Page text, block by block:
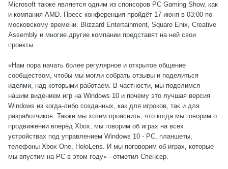
Microsoft также является одним из спонсоров PC Gaming Show, как
и компания AMD. Пресс-конференция пройдёт 17 июня в 03:00 по
московскому времени. Blizzard Entertainment, Square Enix, Creative
Assembly и многие другие компании представят на ней свои
проекты.
«Нам пора начать более регулярное и открытое общение
сообществом, чтобы мы могли собрать отзывы и поделиться
идеями, над которыми работаем. В частности, мы поделимся
нашим видением игр на Windows 10 и почему это лучшая версия
Windows из когда-либо созданных, как для игроков, так и для
разработчиков. Также мы хотим прояснить, что когда мы говорим о
продвижении вперёд Xbox, мы говорим об играх на всех
устройствах под управлением Windows 10 - РС, планшеты,
телефоны Xbox One, HoloLens. И мы поговорим об играх, которые
мы впустим на РС в этом году» - отметил Спенсер.